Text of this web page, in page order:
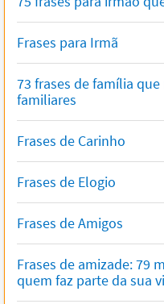
Frases para Irmã
73 frases de família
familiares
Frases de Carinho
Frases de Elogio
Frases de Amigos
Frases de amizade: 79
quem faz parte da sua